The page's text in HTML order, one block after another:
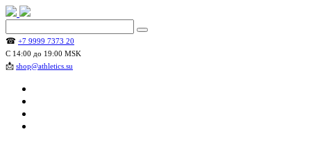
☎ +7 9999 7373 20
С 14:00 до 19:00 MSK
📩 shop@athletics.su